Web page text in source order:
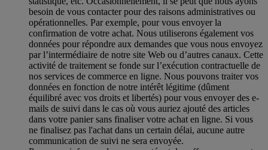
besoin de vous contacter pour des raisons administratives ou
opérationnelles. Par exemple, pour vous envoyer la
confirmation de votre achat. Nous utiliserons également vos
données pour répondre aux demandes que vous nous envoyez
par l’intermédiaire de notre site Web ou d’autres canaux. Cette
activité de traitement se fonde sur l’exécution contractuelle de
nos services de commerce en ligne. Nous pouvons traiter vos
données en fonction de notre intérêt légitime (dûment
équilibré avec vos droits et libertés) pour vous envoyer des e-
mails de suivi dans le cas où vous auriez ajouté des articles
dans votre panier sans finaliser votre achat en ligne. Si vous
ne finalisez pas l'achat dans un certain délai, aucune autre
communication de suivi ne sera envoyée.